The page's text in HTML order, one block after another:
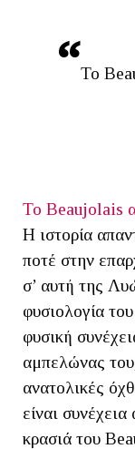
Το
Το Beaujolais
Η ιστορία
ποτέ στην
σ’ αυτή της
φυσιολογία
φυσική
αμπελώνας
ανατολικές
είναι
κρασιά του